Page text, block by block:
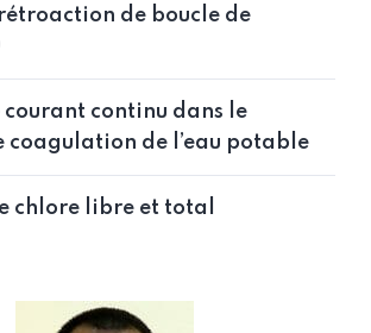
de boucle de
continu dans le
coagulation de l’eau potable
chlore libre et total